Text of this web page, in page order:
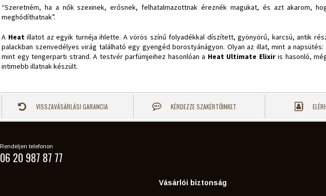
“Szeretném, ha a nők szexinek, erősnek, felhatalmazottnak éreznék magukat, és azt akarom,
meghódíthatnak”.
A Heatillatot az egyik turnéja ihlette. A vörös színű folyadékkal díszített, gyönyörű, karcsú, antik
palackban szenvedélyes virág található egy gyengéd borostyánágyon. Olyan az illat, mint a
mint egy tengerparti strand. A testvér parfümjeihez hasonlóan a Heat Ultimate Elixiris hasonló,
intimebb illatnak készült.
VISSZAVÁSÁRLÁSI GARANCIA KÉRDEZZE SZAKÉRTŐINKET
Rendeljen telefonon
06 20 987 87 77
Vásárlói biztonság